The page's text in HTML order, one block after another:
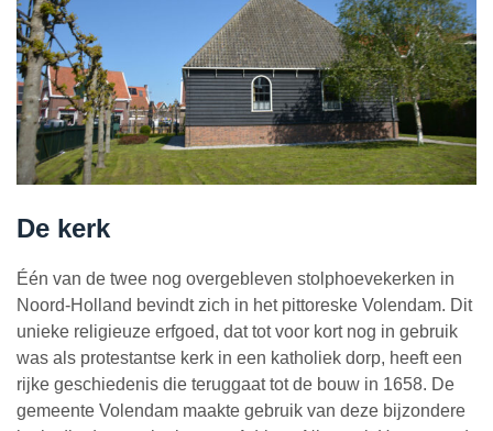
De kerk
Één van de twee nog overgebleven stolphoevekerken in
Noord-Holland bevindt zich in het pittoreske Volendam. Dit
unieke religieuze erfgoed, dat tot voor kort nog in gebruik
was als protestantse kerk in een katholiek dorp, heeft een
rijke geschiedenis die teruggaat tot de bouw in 1658. De
gemeente Volendam maakte gebruik van deze bijzondere